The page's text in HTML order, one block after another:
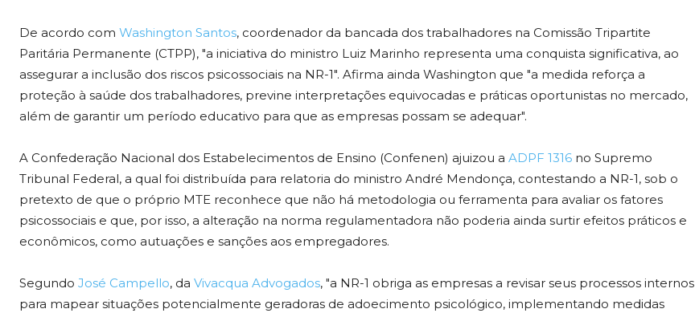
De acordo com Washington Santos, coordenador da bancada dos trabalhadores na Comissão Tripartite
Paritária Permanente (CTPP), "a iniciativa do ministro Luiz Marinho representa uma conquista significativa, ao
assegurar a inclusão dos riscos psicossociais na NR-1". Afirma ainda Washington que "a medida reforça a
proteção à saúde dos trabalhadores, previne interpretações equivocadas e práticas oportunistas no mercado,
além de garantir um período educativo para que as empresas possam se adequar".
A Confederação Nacional dos Estabelecimentos de Ensino (Confenen) ajuizou a ADPF 1316 no Supremo
Tribunal Federal, a qual foi distribuída para relatoria do ministro André Mendonça, contestando a NR-1, sob o
pretexto de que o próprio MTE reconhece que não há metodologia ou ferramenta para avaliar os fatores
psicossociais e que, por isso, a alteração na norma regulamentadora não poderia ainda surtir efeitos práticos e
econômicos, como autuações e sanções aos empregadores.
Segundo José Campello, da Vivacqua Advogados, "a NR-1 obriga as empresas a revisar seus processos internos
para mapear situações potencialmente geradoras de adoecimento psicológico, implementando medidas